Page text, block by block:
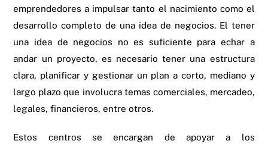
emprendedores a impulsar tanto el nacimiento como el
desarrollo completo de una idea de negocios. El tener
una idea de negocios no es suficiente para echar a
andar un proyecto, es necesario tener una estructura
clara, planificar y gestionar un plan a corto, mediano y
largo plazo que involucra temas comerciales, mercadeo,
legales, financieros, entre otros.
Estos centros se encargan de apoyar a los